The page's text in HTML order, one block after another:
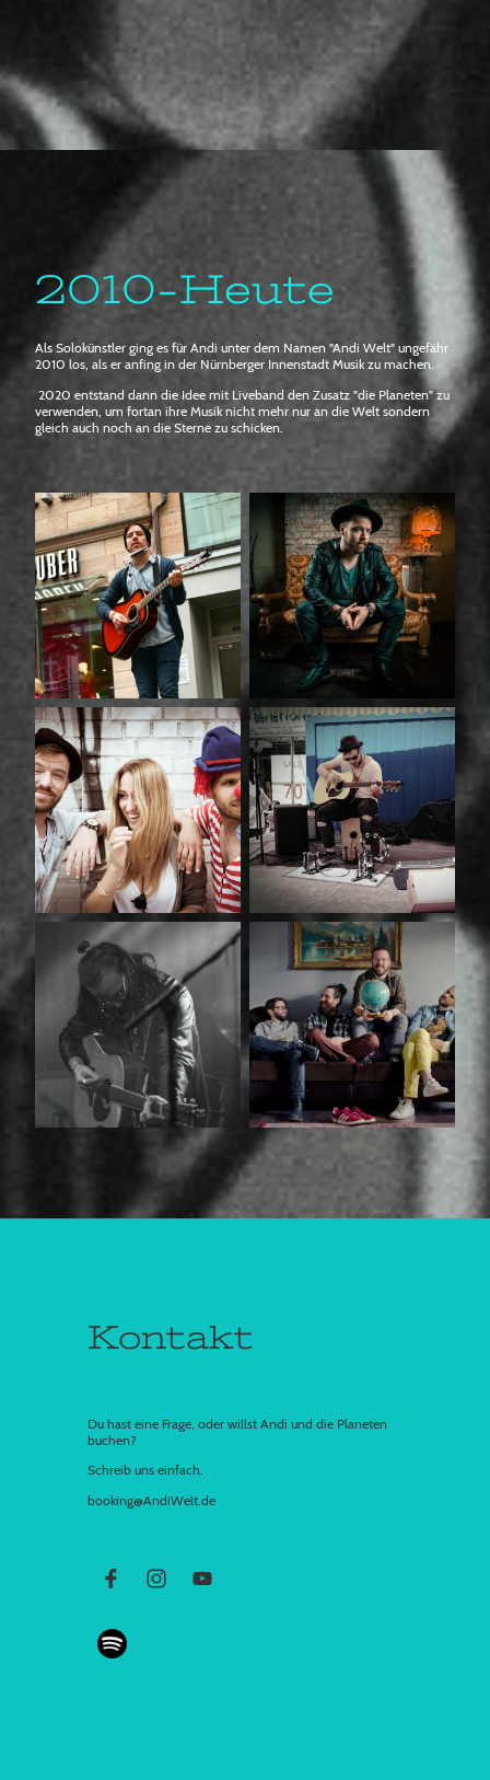
2010-Heute
Als Solokünstler ging es für Andi unter dem Namen "Andi Welt" ungefähr
2010 los, als er anfing in der Nürnberger Innenstadt Musik zu machen.
2020 entstand dann die Idee mit Liveband den Zusatz "die Planeten" zu
verwenden, um fortan ihre Musik nicht mehr nur an die Welt sondern
gleich auch noch an die Sterne zu schicken.
Kontakt
Du hast eine Frage, oder willst Andi und die Planeten
buchen?
Schreib uns einfach.
booking@AndiWelt.de